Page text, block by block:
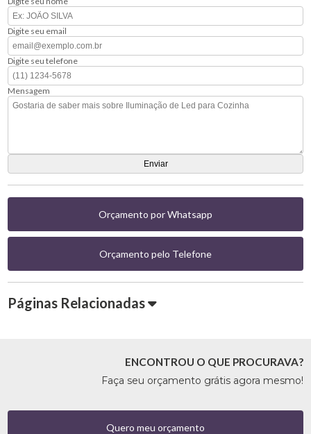
Digite seu email
Digite seu telefone
Mensagem
Orçamento por Whatsapp
Orçamento pelo Telefone
Páginas Relacionadas
ENCONTROU O QUE PROCURAVA?
Faça seu orçamento grátis agora mesmo!
Quero meu orçamento